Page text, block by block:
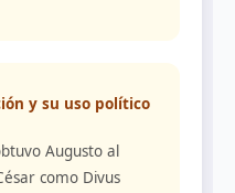
y su uso político
Augusto al
como Divus